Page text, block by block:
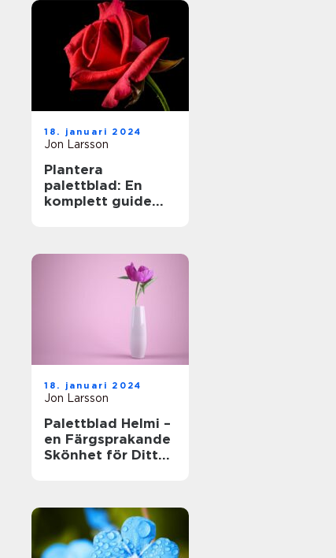
18. januari 2024
Jon Larsson
Plantera
palettblad: En
komplett guide
18. januari 2024
Jon Larsson
Palettblad Helmi –
en Färgsprakande
Skönhet för Ditt